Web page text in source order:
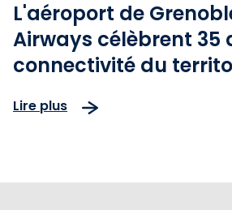
L'aéroport de
Airways célèbrent 35
connectivité du
Lire plus